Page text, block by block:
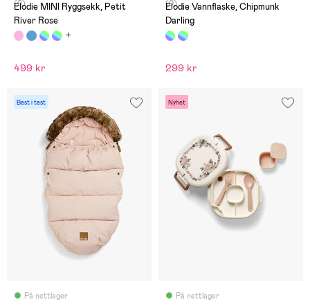
(0)
Elodie MINI Ryggsekk, Petit
River Rose
499 kr
(0)
Elodie Vannflaske, Chipmunk
Darling
299 kr
Best i test
På nettlager
Nyhet
På nettlager